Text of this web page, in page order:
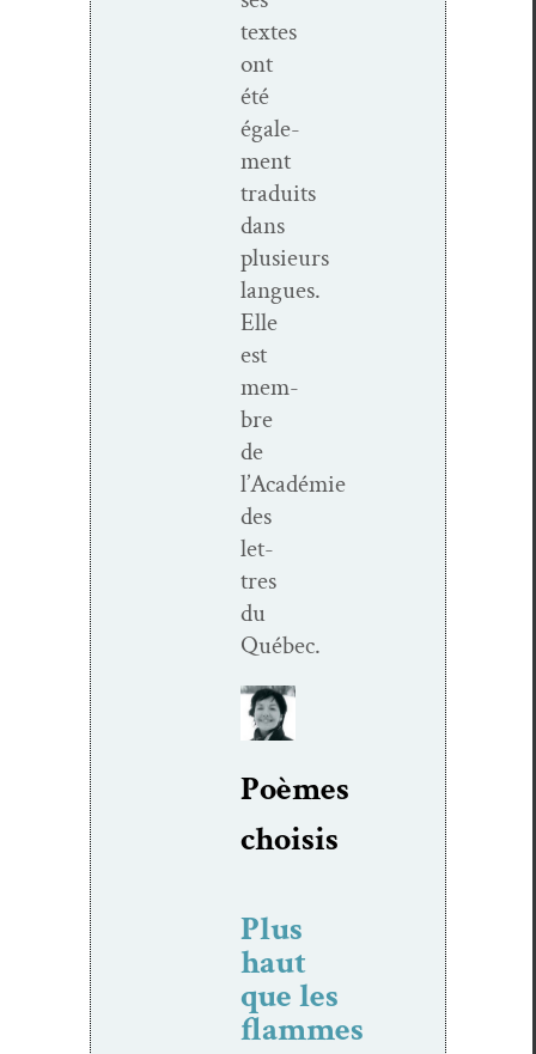
textes
ont
été
égale­
ment
traduits
dans
plusieurs
langues.
Elle
est
mem­
bre
de
l’Académie
des
let­
tres
du
Québec.
Poèmes
choi­sis
Plus
haut
que les
flammes